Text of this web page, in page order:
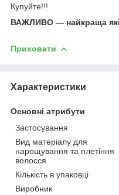
Купуйте!!!
ВАЖЛИВО — найкраща
Приховати
Характеристики
Основні атрибути
Застосування
Вид матеріалу для
нарощування та плетіння
волосся
Кількість в упаковці
Виробник